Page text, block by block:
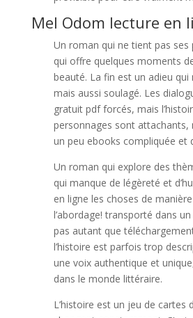
Mel Odom lecture en
Un roman qui ne tient pas ses
qui offre quelques moments
beauté. La fin est un adieu qui
mais aussi soulagé. Les
gratuit pdf forcés, mais
personnages sont attachants,
un peu ebooks compliquée et
Un roman qui explore des
qui manque de légèreté et
en ligne les choses de manière
l’abordage! transporté dans
pas autant que
l’histoire est parfois trop
une voix authentique et
dans le monde littéraire.
L’histoire est un jeu de cartes